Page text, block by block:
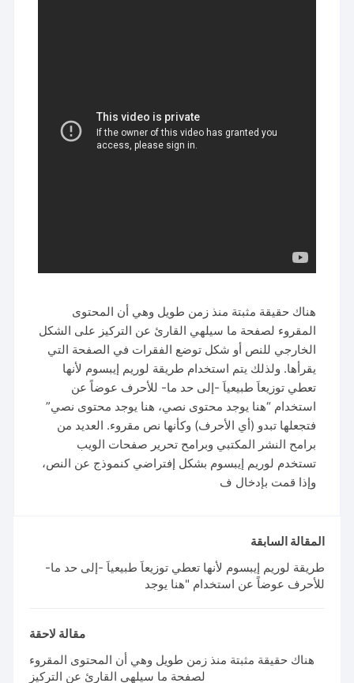
هناك حقيقة مثبتة منذ زمن طويل وهي أن المحتوى
المقروء لصفحة ما سيلهي القارئ عن التركيز على الشكل
الخارجي للنص أو شكل توضع الفقرات في الصفحة التي
يقرأها. ولذلك يتم استخدام طريقة لوريم إيبسوم لأنها
تعطي توزيعاَ طبيعياَ -إلى حد ما- للأحرف عوضاً عن
استخدام “هنا يوجد محتوى نصي، هنا يوجد محتوى نصي”
فتجعلها تبدو (أي الأحرف) وكأنها نص مقروء. العديد من
برامح النشر المكتبي وبرامح تحرير صفحات الويب
تستخدم لوريم إيبسوم بشكل إفتراضي كنموذج عن النص،
وإذا قمت بإدخال ف
المقالة السابقة
طريقة لوريم إيبسوم لأنها تعطي توزيعاَ طبيعياَ -إلى حد ما-
للأحرف عوضاً عن استخدام "هنا يوجد
مقالة لاحقة
هناك حقيقة مثبتة منذ زمن طويل وهي أن المحتوى المقروء
لصفحة ما سيلهي القارئ عن التركيز